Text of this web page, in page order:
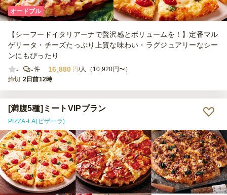
オードブル
【シーフードイタリアーナで贅沢感とボリュームを！】定番マル
ゲリータ・チーズたっぷり上質な味わい・ラグジュアリーなシー
ンにもぴったり
-
-件 16,880 円/人（10,920円〜）
締切 2日前12時
[満腹5種]ミートVIPプラン
PIZZA-LA(ピザーラ)